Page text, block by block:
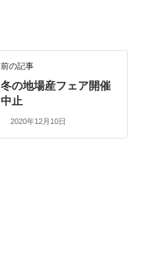
前の記事
冬の地場産フェア開催
中止
2020年12月10日